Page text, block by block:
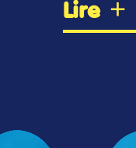
Lire